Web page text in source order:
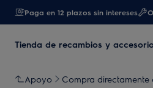
Paga en 12 plazos sin intereses
Tienda de recambios y
Apoyo Compra directamente